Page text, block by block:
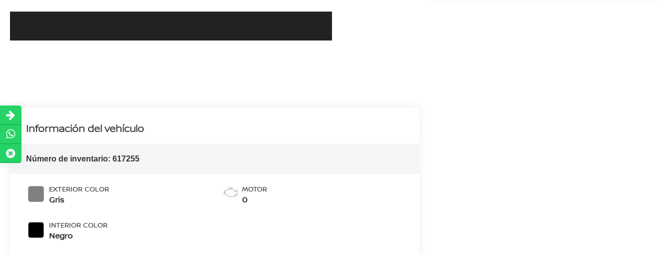
Información del vehículo
Número de inventario:617255
EXTERIOR COLOR
Gris
INTERIOR COLOR
Negro
MOTOR
0